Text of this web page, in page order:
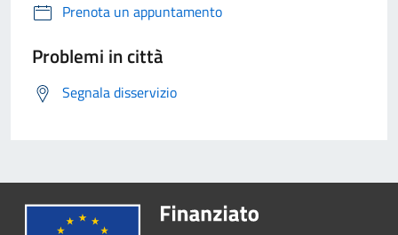
Prenota un appuntamento
Problemi in città
Segnala disservizio